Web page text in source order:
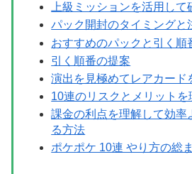
上級ミッションを活用して
パック開封のタイミングと
おすすめのパックと引く順
引く順番の提案
演出を見極めてレアカード
10連のリスクとメリットを
課金の利点を理解して効率
る方法
ポケポケ 10連 やり方の総